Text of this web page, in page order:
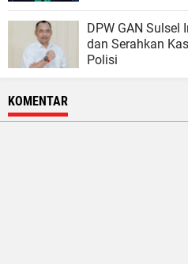
DPW GAN Sulsel
dan Serahkan
Polisi
KOMENTAR